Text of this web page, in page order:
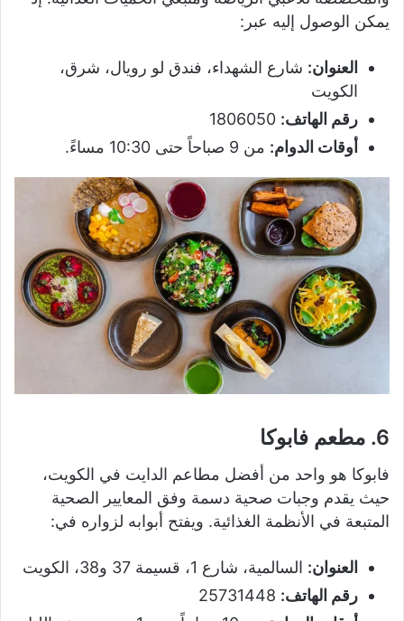
يمكن الوصول إليه عبر:
العنوان: شارع الشهداء، فندق لو رويال، شرق،
الكويت
رقم الهاتف:
أوقات الدوام: من 9 صباحاً حتى 10:30 مساءً.
6. مطعم فابوكا
فابوكا هو واحد من أفضل مطاعم الدايت في الكويت،
حيث يقدم وجبات صحية دسمة وفق المعايير الصحية
المتبعة في الأنظمة الغذائية. ويفتح أبوابه لزواره في:
العنوان: السالمية، شارع 1، قسيمة 37 و38، الكويت
رقم الهاتف: